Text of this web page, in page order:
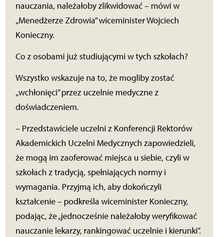
nauczania, należałoby zlikwidować – mówi w
„Menedżerze Zdrowia” wiceminister Wojciech
Konieczny.
Co z osobami już studiującymi w tych szkołach?
Wszystko wskazuje na to, że mogliby zostać
„wchłonięci” przez uczelnie medyczne z
doświadczeniem.
– Przedstawiciele uczelni z Konferencji Rektorów
Akademickich Uczelni Medycznych zapowiedzieli,
że mogą im zaoferować miejsca u siebie, czyli w
szkołach z tradycją, spełniających normy i
wymagania. Przyjmą ich, aby dokończyli
kształcenie – podkreśla wiceminister Konieczny,
podając, że „jednocześnie należałoby weryfikować
nauczanie lekarzy, rankingować uczelnie i kierunki”.